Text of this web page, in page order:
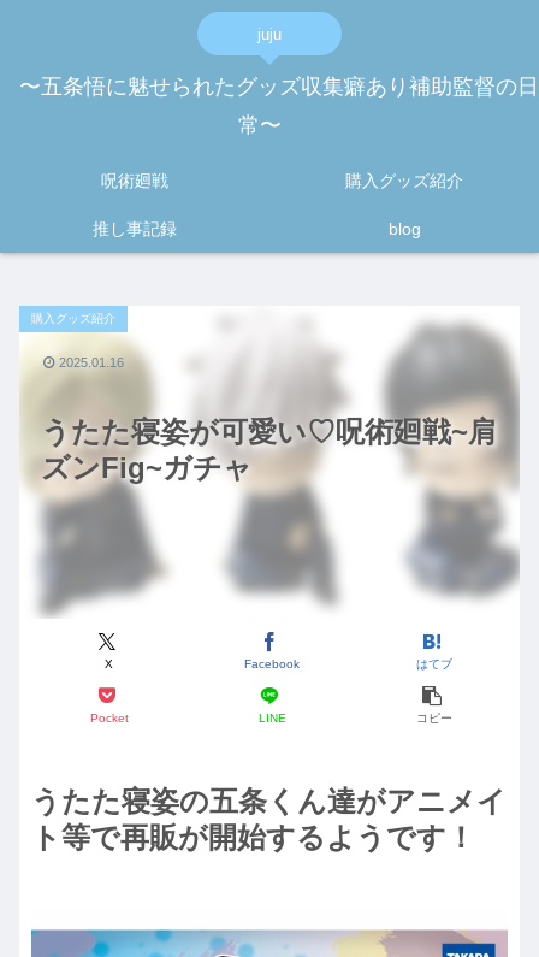
juju
〜五条悟に魅せられたグッズ収集癖あり補助監督の日
常〜
呪術廻戦 購入グッズ紹介
推し事記録 blog
うたた寝姿が可愛い♡呪術廻戦~肩
ズンFig~ガチャ
購入グッズ紹介
X Facebook はてブ
Pocket LINE コピー
2025.01.16
うたた寝姿の五条くん達がアニメイ
ト等で再販が開始するようです！